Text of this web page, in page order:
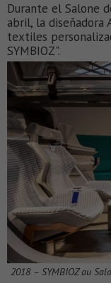
Durante el Salone
abril, la diseñadora
textiles
SYMBIOZ".
2018 – SYMBIOZ au